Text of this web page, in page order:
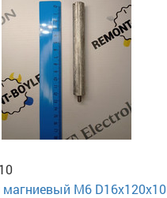
М6 D16х120х10